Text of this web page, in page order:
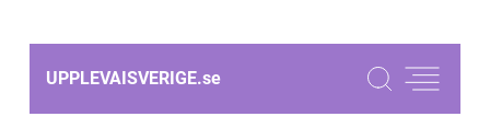
UPPLEVAISVERIGE.se